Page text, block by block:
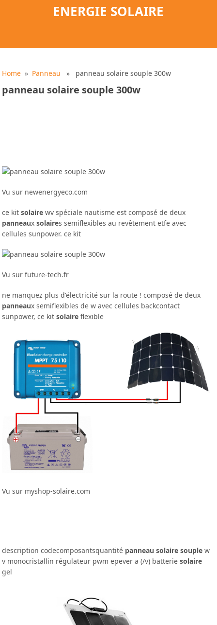
ENERGIE SOLAIRE
Home » Panneau » panneau solaire souple 300w
panneau solaire souple 300w
Vu sur newenergyeco.com
ce kitsolaire wv spéciale nautisme est composé de deux
panneauxsolaires semiflexibles au revêtement etfe avec
cellules sunpower. ce kit
Vu sur future-tech.fr
ne manquez plus d'électricité sur la route ! composé de deux
panneaux semiflexibles de w avec cellules backcontact
sunpower, ce kitsolaire flexible
Vu sur myshop-solaire.com
description codecomposantsquantité panneau solaire souple w
v monocristallin régulateur pwm epever a (/v) batteriesolaire
gel